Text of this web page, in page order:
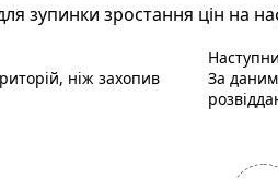
зупинки зростання цін на
ніж захопив
За